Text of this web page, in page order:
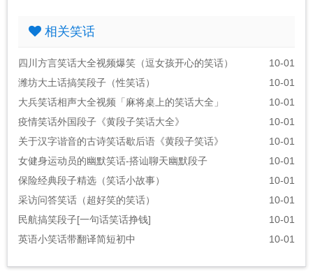
相关笑话
四川方言笑话大全视频爆笑（逗女孩开心的笑话）
10-01
潍坊大土话搞笑段子（性笑话）
10-01
大兵笑话相声大全视频「麻将桌上的笑话大全」
10-01
疫情笑话外国段子《黄段子笑话大全》
10-01
关于汉字谐音的古诗笑话歇后语《黄段子笑话》
10-01
女健身运动员的幽默笑话-搭讪聊天幽默段子
10-01
保险经典段子精选（笑话小故事）
10-01
采访问答笑话（超好笑的笑话）
10-01
民航搞笑段子[一句话笑话挣钱]
10-01
英语小笑话带翻译简短初中
10-01